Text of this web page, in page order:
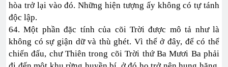
hòa trở lại vào đó. Những hiện tượng ấy không có tự tánh
độc lập.
64. Một phần đặc tính của cõi Trời được mô tả như là
không có sự giận dữ và thù ghét. Vì thế ở đây, để có thể
chiến đấu, chư Thiên trong cõi Trời thứ Ba Mươi Ba phải